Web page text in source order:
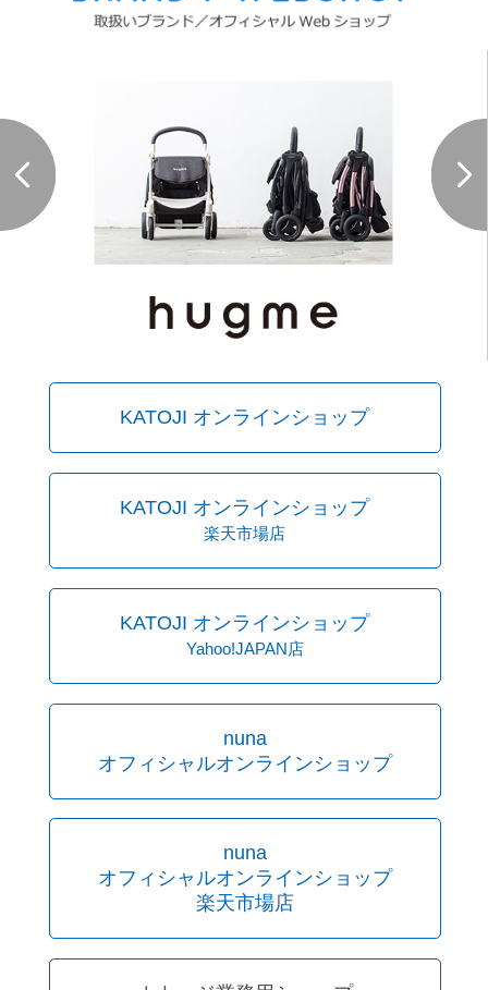
KATOJI オンラインショップ
KATOJI オンラインショップ
楽天市場店
KATOJI オンラインショップ
Yahoo!JAPAN店
nuna
オフィシャルオンラインショップ
nuna
オフィシャルオンラインショップ
楽天市場店